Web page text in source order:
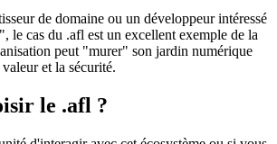
de domaine ou un développeur intéressé
le cas du .afl est un excellent exemple de la
peut "murer" son jardin numérique
et la sécurité.
le .afl ?